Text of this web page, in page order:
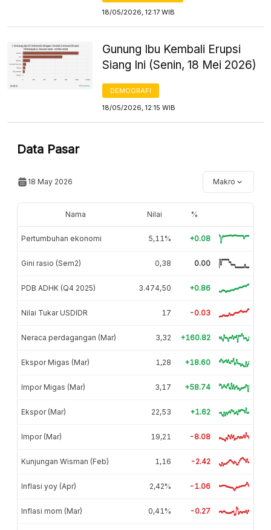
18/05/2026, 12:17 WIB
Gunung Ibu Kembali Erupsi
Siang Ini (Senin, 18 Mei 2026)
DEMOGRAFI
18/05/2026, 12:15 WIB
Data Pasar
18 May 2026 Makro
Nama Nilai %
Pertumbuhan ekonomi 5,11% +0.08
Gini rasio (Sem2) 0,38 0.00
PDB ADHK (Q4 2025) 3.474,50 +0.86
Nilai Tukar USDIDR 17 -0.03
Neraca perdagangan (Mar) 3,32 +160.82
Ekspor Migas (Mar) 1,28 +18.60
Impor Migas (Mar) 3,17 +58.74
Ekspor (Mar) 22,53 +1.62
Impor (Mar) 19,21 -8.08
Kunjungan Wisman (Feb) 1,16 -2.42
Inflasi yoy (Apr) 2,42% -1.06
Inflasi mom (Mar) 0,41% -0.27